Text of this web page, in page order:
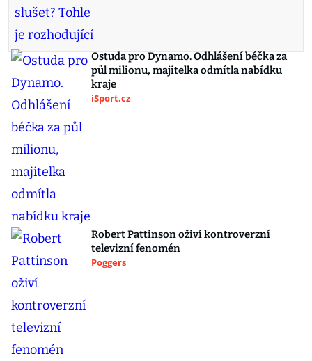
Ostuda pro Dynamo. Odhlášení béčka za
půl milionu, majitelka odmítla nabídku
kraje
iSport.cz
Robert Pattinson oživí kontroverzní
televizní fenomén
Poggers